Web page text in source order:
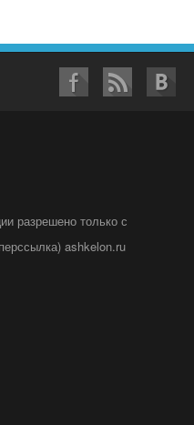
разрешено только с
ashkelon.ru